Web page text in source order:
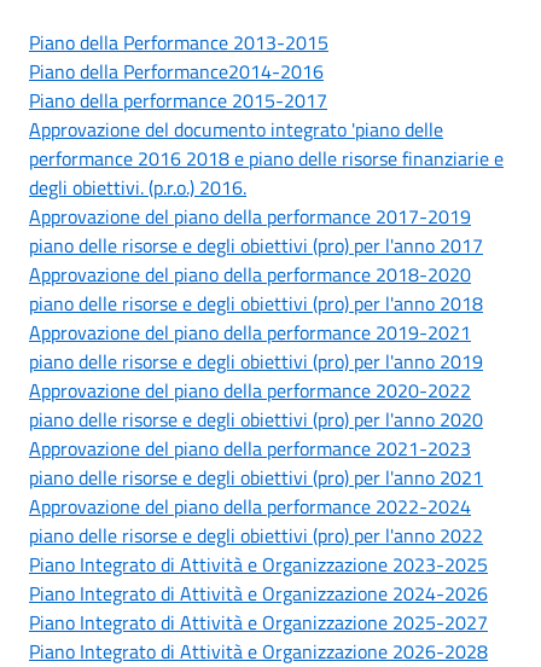
Piano della Performance 2013-2015
Piano della Performance2014-2016
Piano della performance 2015-2017
Approvazione del documento integrato 'piano delle
performance 2016 2018 e piano delle risorse finanziarie e
degli obiettivi. (p.r.o.) 2016.
Approvazione del piano della performance 2017-2019
piano delle risorse e degli obiettivi (pro) per l'anno 2017
Approvazione del piano della performance 2018-2020
piano delle risorse e degli obiettivi (pro) per l'anno 2018
Approvazione del piano della performance 2019-2021
piano delle risorse e degli obiettivi (pro) per l'anno 2019
Approvazione del piano della performance 2020-2022
piano delle risorse e degli obiettivi (pro) per l'anno 2020
Approvazione del piano della performance 2021-2023
piano delle risorse e degli obiettivi (pro) per l'anno 2021
Approvazione del piano della performance 2022-2024
piano delle risorse e degli obiettivi (pro) per l'anno 2022
Piano Integrato di Attività e Organizzazione 2023-2025
Piano Integrato di Attività e Organizzazione 2024-2026
Piano Integrato di Attività e Organizzazione 2025-2027
Piano Integrato di Attività e Organizzazione 2026-2028